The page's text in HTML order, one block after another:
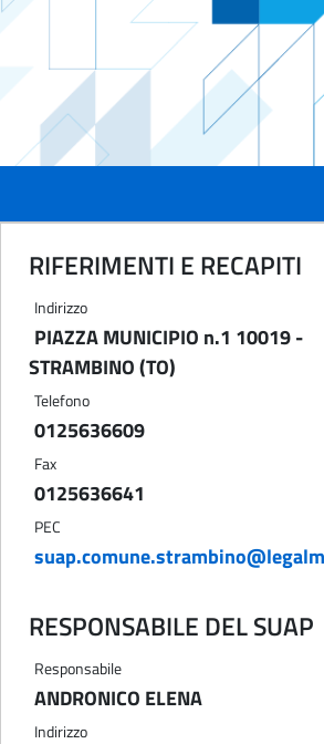
RIFERIMENTI E RECAPITI
Indirizzo
PIAZZA MUNICIPIO n.1 10019 -
STRAMBINO (TO)
Telefono
0125636609
Fax
0125636641
PEC
RESPONSABILE DEL SUAP
Responsabile
ANDRONICO ELENA
Indirizzo